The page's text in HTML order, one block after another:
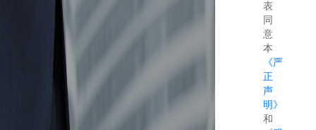
表
同
意
本
《严
正
声
明》
和